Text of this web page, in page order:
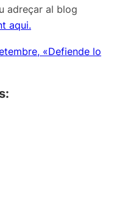
adreçar al blog
aqui.
«Defiende lo